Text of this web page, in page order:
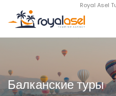
Royal Asel
Балканские туры